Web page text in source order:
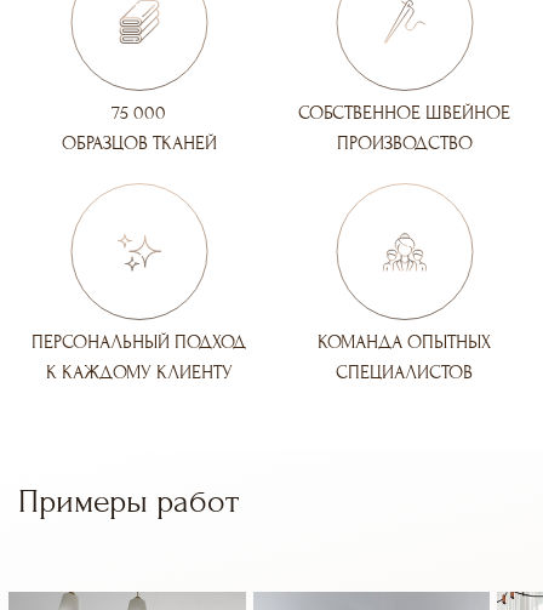
75 000
ОБРАЗЦОВ ТКАНЕЙ
СОБСТВЕННОЕ ШВЕЙНОЕ
ПРОИЗВОДСТВО
ПЕРСОНАЛЬНЫЙ ПОДХОД
К КАЖДОМУ КЛИЕНТУ
КОМАНДА ОПЫТНЫХ
СПЕЦИАЛИСТОВ
Примеры работ